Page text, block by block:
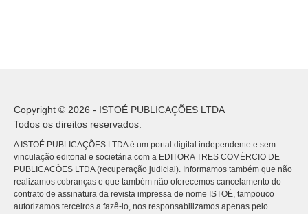
Copyright © 2026 - ISTOÉ PUBLICAÇÕES LTDA
Todos os direitos reservados.
A ISTOÉ PUBLICAÇÕES LTDA é um portal digital independente e sem
vinculação editorial e societária com a EDITORA TRES COMÉRCIO DE
PUBLICACÕES LTDA (recuperação judicial). Informamos também que não
realizamos cobranças e que também não oferecemos cancelamento do
contrato de assinatura da revista impressa de nome ISTOÉ, tampouco
autorizamos terceiros a fazê-lo, nos responsabilizamos apenas pelo